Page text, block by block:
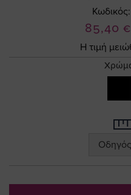
Κωδικός
Ειδική
Τιμή
85,40 €
Η τιμή